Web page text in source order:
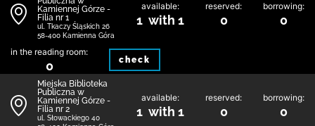
Kamiennej Górze -
Filia nr 1
ul. Tkaczy Śląskich 26
58-400 Kamienna Góra
available:
1 with 1
reserved:
0
borrowing:
0
in the reading room:
0 check
Miejska Biblioteka
Publiczna w
Kamiennej Górze -
Filia nr 2
ul. Słowackiego 40
available:
1 with 1
reserved:
0
borrowing:
0